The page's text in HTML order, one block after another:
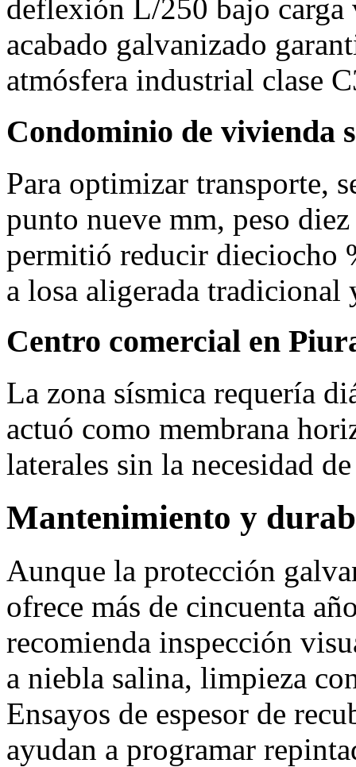
deflexión L/250 bajo
acabado galvanizado
atmósfera industrial clase
Condominio de vivienda
Para optimizar transporte,
punto nueve mm, peso
permitió reducir dieciocho
a losa aligerada tradicional
Centro comercial en
La zona sísmica requería
actuó como membrana
laterales sin la necesidad
Mantenimiento y
Aunque la protección
ofrece más de cincuenta
recomienda inspección
a niebla salina, limpieza
Ensayos de espesor de
ayudan a programar